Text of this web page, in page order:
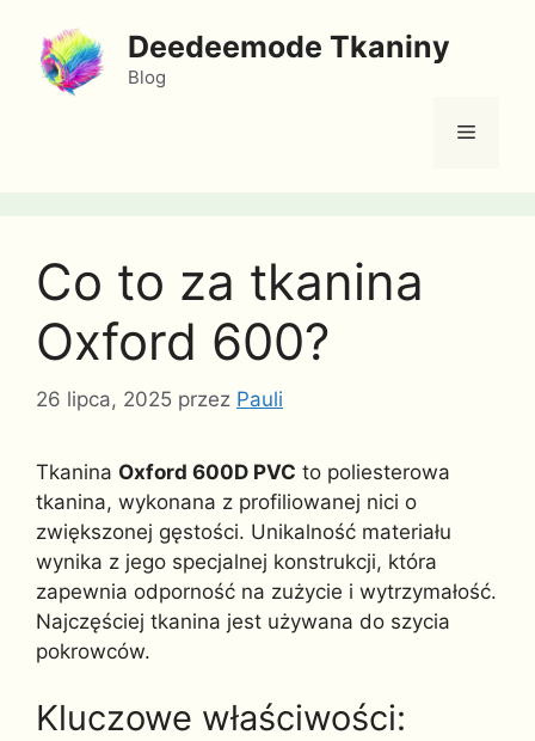
treści
Deedeemode Tkaniny
Blog
Menu
Co to za tkanina
Oxford 600?
26 lipca, 2025 przez Pauli
Tkanina Oxford 600D PVC to poliesterowa
tkanina, wykonana z profiliowanej nici o
zwiększonej gęstości. Unikalność materiału
wynika z jego specjalnej konstrukcji, która
zapewnia odporność na zużycie i wytrzymałość.
Najczęściej tkanina jest używana do szycia
pokrowców.
Kluczowe właściwości: